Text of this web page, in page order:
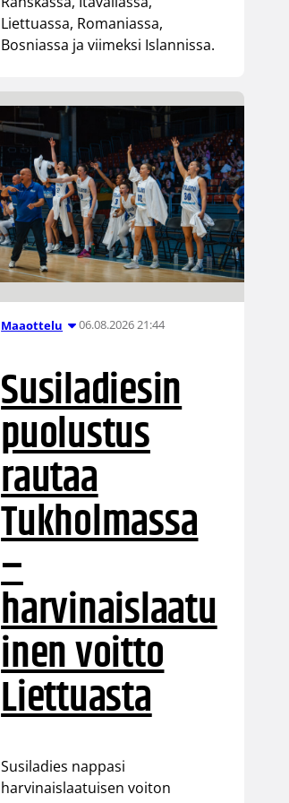
Liettuassa, Romaniassa,
Bosniassa ja viimeksi Islannissa.
Maaottelu 06.08.2026 21:44
Susiladiesin
puolustus
rautaa
Tukholmassa
–
harvinaislaatu
inen voitto
Liettuasta
Susiladies nappasi
harvinaislaatuisen voiton